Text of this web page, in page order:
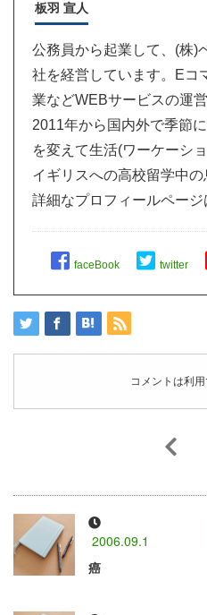
板羽 宣人
公務員から起業して、(株)
社を経営しています。Eコ
業などWEBサービスの運
2011年から国内外で季節
を変えて生活(ワーケーシ
イギリスへの高校留学中の
詳細なプロフィールページ
faceBook twitter
コメントは利用
2006.09.1
癌